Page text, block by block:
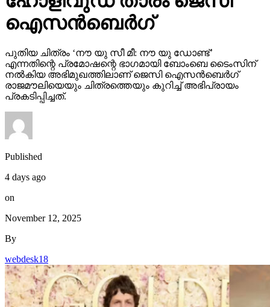
ഐസന്‍ബെര്‍ഗ്
പുതിയ ചിത്രം ‘നൗ യു സീ മീ: നൗ യു ഡോണ്ട്’
എന്നതിന്റെ പ്രമോഷന്റെ ഭാഗമായി ബോംബെ ടൈംസിന്
നല്‍കിയ അഭിമുഖത്തിലാണ് ജെസി ഐസന്‍ബെര്‍ഗ്
രാജമൗലിയെയും ചിത്രത്തെയും കുറിച്ച് അഭിപ്രായം
പ്രകടിപ്പിച്ചത്.
Published
4 days ago
on
November 12, 2025
By
webdesk18